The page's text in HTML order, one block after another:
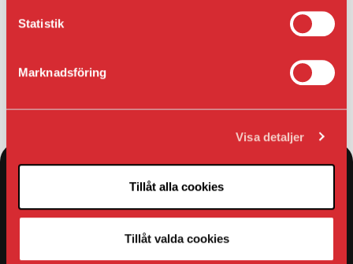
Statistik
Marknadsföring
Visa detaljer
Tillåt alla cookies
Tillåt valda cookies
AB Bostaden